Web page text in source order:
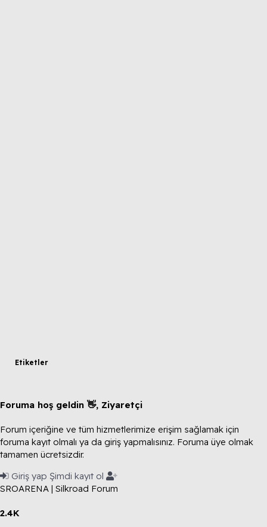
Etiketler
Foruma hoş geldin 👋, Ziyaretçi
Forum içeriğine ve tüm hizmetlerimize erişim sağlamak için
foruma kayıt olmalı ya da giriş yapmalısınız. Foruma üye olmak
tamamen ücretsizdir.
Giriş yap Şimdi kayıt ol
SROARENA | Silkroad Forum
2.4K